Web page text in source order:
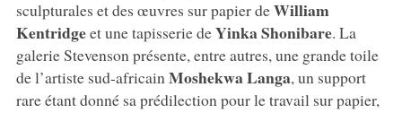
sculpturales et des œuvres sur papier deWilliam
Kentridgeet une tapisserie deYinka Shonibare. La
galerie Stevenson présente, entre autres, une grande toile
de l’artiste sud-africainMoshekwa Langa, un support
rare étant donné sa prédilection pour le travail sur papier,